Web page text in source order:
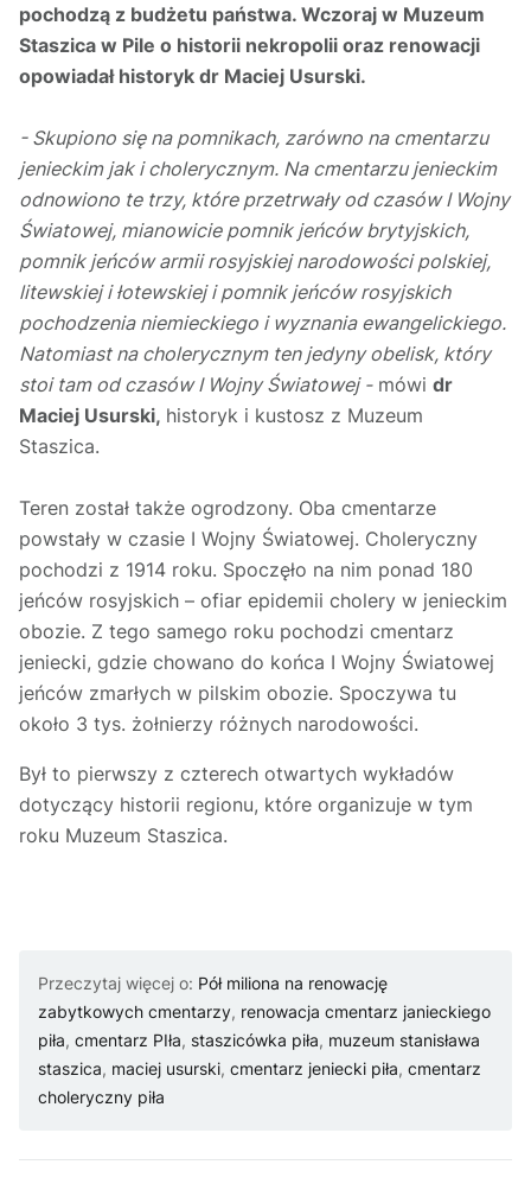
pochodzą z budżetu państwa. Wczoraj w Muzeum
Staszica w Pile o historii nekropolii oraz renowacji
opowiadał historyk dr Maciej Usurski.
- Skupiono się na pomnikach, zarówno na cmentarzu
jenieckim jak i cholerycznym. Na cmentarzu jenieckim
odnowiono te trzy, które przetrwały od czasów I Wojny
Światowej, mianowicie pomnik jeńców brytyjskich,
pomnik jeńców armii rosyjskiej narodowości polskiej,
litewskiej i łotewskiej i pomnik jeńców rosyjskich
pochodzenia niemieckiego i wyznania ewangelickiego.
Natomiast na cholerycznym ten jedyny obelisk, który
stoi tam od czasów I Wojny Światowej -mówi dr
Maciej Usurski, historyk i kustosz z Muzeum
Staszica.
Teren został także ogrodzony. Oba cmentarze
powstały w czasie I Wojny Światowej. Choleryczny
pochodzi z 1914 roku. Spoczęło na nim ponad 180
jeńców rosyjskich – ofiar epidemii cholery w jenieckim
obozie. Z tego samego roku pochodzi cmentarz
jeniecki, gdzie chowano do końca I Wojny Światowej
jeńców zmarłych w pilskim obozie. Spoczywa tu
około 3 tys. żołnierzy różnych narodowości.
Był to pierwszy z czterech otwartych wykładów
dotyczący historii regionu, które organizuje w tym
roku Muzeum Staszica.
Przeczytaj więcej o: Pół miliona na renowację
zabytkowych cmentarzy, renowacja cmentarz janieckiego
piła, cmentarz PIła, staszicówka piła, muzeum stanisława
staszica, maciej usurski, cmentarz jeniecki piła, cmentarz
choleryczny piła